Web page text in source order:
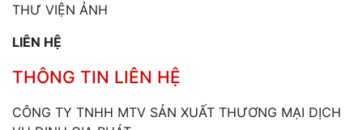
THƯ VIỆN ẢNH
LIÊN HỆ
THÔNG TIN LIÊN HỆ
CÔNG TY TNHH MTV SẢN XUẤT THƯƠNG MẠI DỊCH